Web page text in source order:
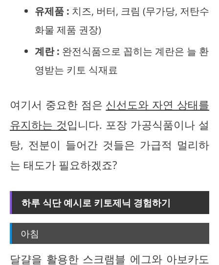
유제품 : 치즈, 버터, 크림 (무가당, 저탄수
화물 제품 권장)
계란 : 완전식품으로 꼽히는 계란은 늘 환
영받는 키토 식재료
여기서 중요한 점은 신선도와 자연 상태를
유지하는 것입니다. 포장 가공식품이나 설
탕, 전분이 들어간 것들은 가급적 멀리하
는 태도가 필요하겠죠?
하루 식단 예시로 키토제닉 경험하기
아침
달걀을 활용한 스크램블 에그와 아보카도